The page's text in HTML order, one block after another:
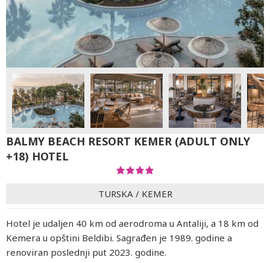
BALMY BEACH RESORT KEMER (ADULT ONLY
+18) HOTEL
TURSKA / KEMER
Hotel je udaljen 40 km od aerodroma u Antaliji, a 18 km od
Kemera u opštini Beldibi. Sagrađen je 1989. godine a
renoviran poslednji put 2023. godine.